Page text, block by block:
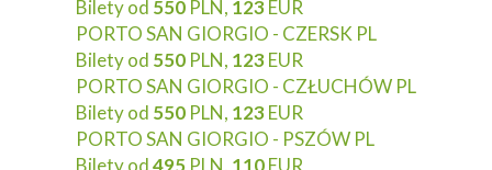
Bilety od 550 PLN, 123EUR
PORTO SAN GIORGIO - CZERSK PL
Bilety od 550 PLN, 123EUR
PORTO SAN GIORGIO - CZŁUCHÓW PL
Bilety od 550 PLN, 123EUR
PORTO SAN GIORGIO - PSZÓW PL
Bilety od495 PLN, 110EUR